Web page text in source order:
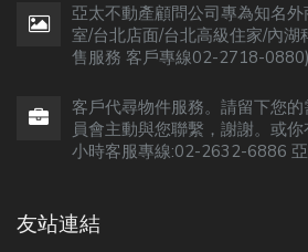
亞太不動產顧問公司專為知名
室/台北店面/台北高級住家/內湖
售服務 客戶專線02-2718-0880)
客戶代尋物件服務。請留下您
員會主動與您聯繫，謝謝。或
小時客服專線:02-2632-6886
友站連結